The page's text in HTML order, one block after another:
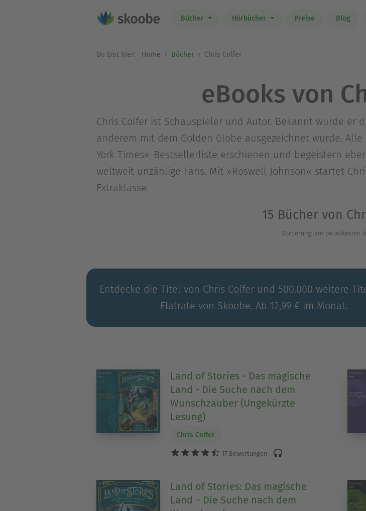
Bücher Hörbücher Preise Blog
Du bist hier: Home Bücher Chris Colfer
eBooks von
Chris Colfer ist Schauspieler und Autor. Bekannt wurde er
anderem mit dem Golden Globe ausgezeichnet wurde.
York Times«-Bestsellerliste erschienen und begeistern
weltweit unzählige Fans. Mit »Roswell Johnson« startet
Extraklasse.
15 Bücher von
Sortierung: am beliebtesten
Entdecke die Titel von Chris Colfer und 500.000 weitere
Flatrate von Skoobe. Ab 12,99 € im Monat.
Land of Stories - Das magische
Land - Die Suche nach dem
Wunschzauber (Ungekürzte
Lesung)
Chris Colfer
17 Bewertungen
Land of Stories: Das magische
Land – Die Suche nach dem